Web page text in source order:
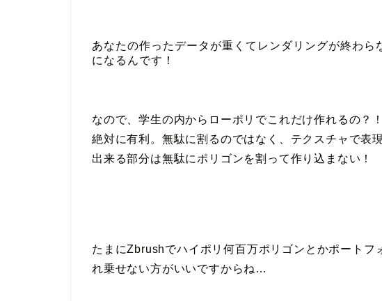
あなたの作ったデータが重くてレンダリングが終わ
になるんです！
なので、学生の内からローポリでこれだけ作れるの？
絶対に有利。無駄に割るのではなく、 テクスチャで表
出来る部分は無駄にポリゴンを割って作り込まない！
たまにZbrushでハイポリ何百万ポリゴンとかポートフ
れ乗せない方がいいですからね…